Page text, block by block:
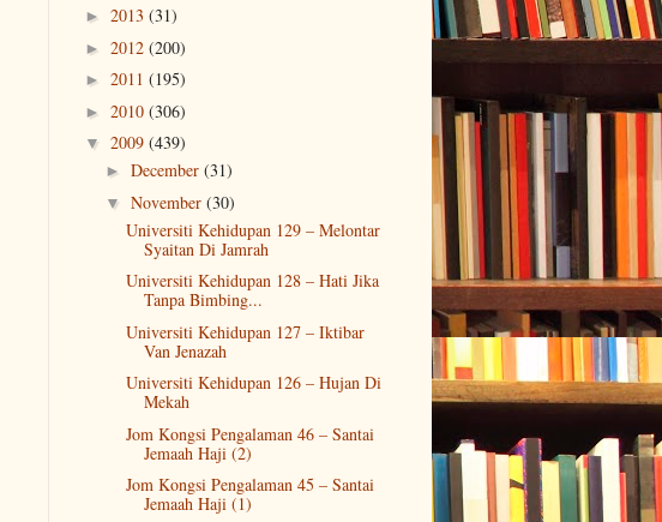
► 2013 (31)
► 2012 (200)
► 2011 (195)
► 2010 (306)
▼ 2009 (439)
► December (31)
▼ November (30)
Universiti Kehidupan 129 – Melontar
Syaitan Di Jamrah
Universiti Kehidupan 128 – Hati Jika
Tanpa Bimbing...
Universiti Kehidupan 127 – Iktibar
Van Jenazah
Universiti Kehidupan 126 – Hujan Di
Mekah
Jom Kongsi Pengalaman 46 – Santai
Jemaah Haji (2)
Jom Kongsi Pengalaman 45 – Santai
Jemaah Haji (1)